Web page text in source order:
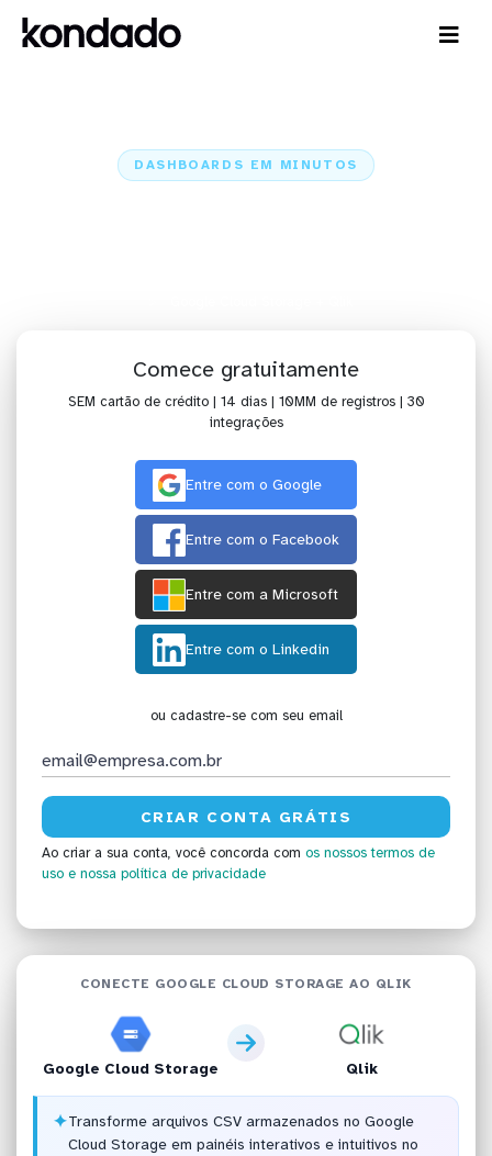
DASHBOARDS EM MINUTOS
Comece gratuitamente
SEM cartão de crédito | 14 dias | 10MM de registros | 30
integrações
Entre com o Google
Entre com o Facebook
Entre com a Microsoft
Entre com o Linkedin
ou cadastre-se com seu email
Ao criar a sua conta, você concorda com os nossos termos de
uso e nossa política de privacidade
CONECTE GOOGLE CLOUD STORAGE AO QLIK
Google Cloud Storage Qlik
✦Transforme arquivos CSV armazenados no Google
Cloud Storage em painéis interativos e intuitivos no